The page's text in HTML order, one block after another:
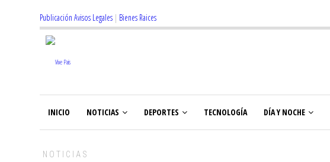
Publicación Avisos Legales | Bienes Raices
INICIO NOTICIAS DEPORTES TECNOLOGÍA DÍA Y NOCHE
NOTICIAS